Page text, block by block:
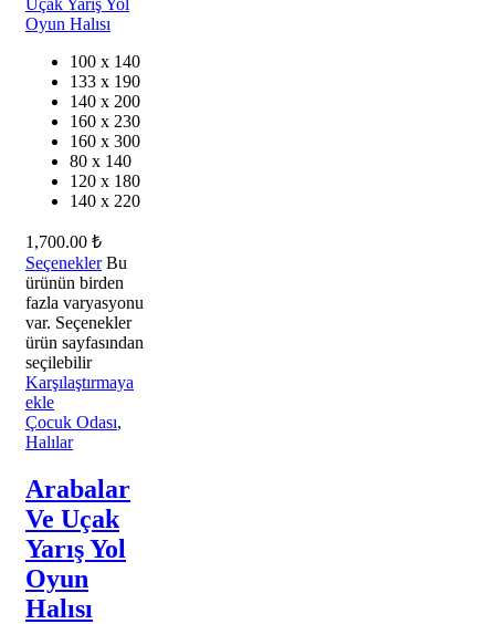
100 x 140
133 x 190
140 x 200
160 x 230
160 x 300
80 x 140
120 x 180
140 x 220
1,700.00 ₺
Seçenekler Bu
ürünün birden
fazla varyasyonu
var. Seçenekler
ürün sayfasından
seçilebilir
Karşılaştırmaya
ekle
Çocuk Odası,
Halılar
Arabalar
Ve Uçak
Yarış Yol
Oyun
Halısı